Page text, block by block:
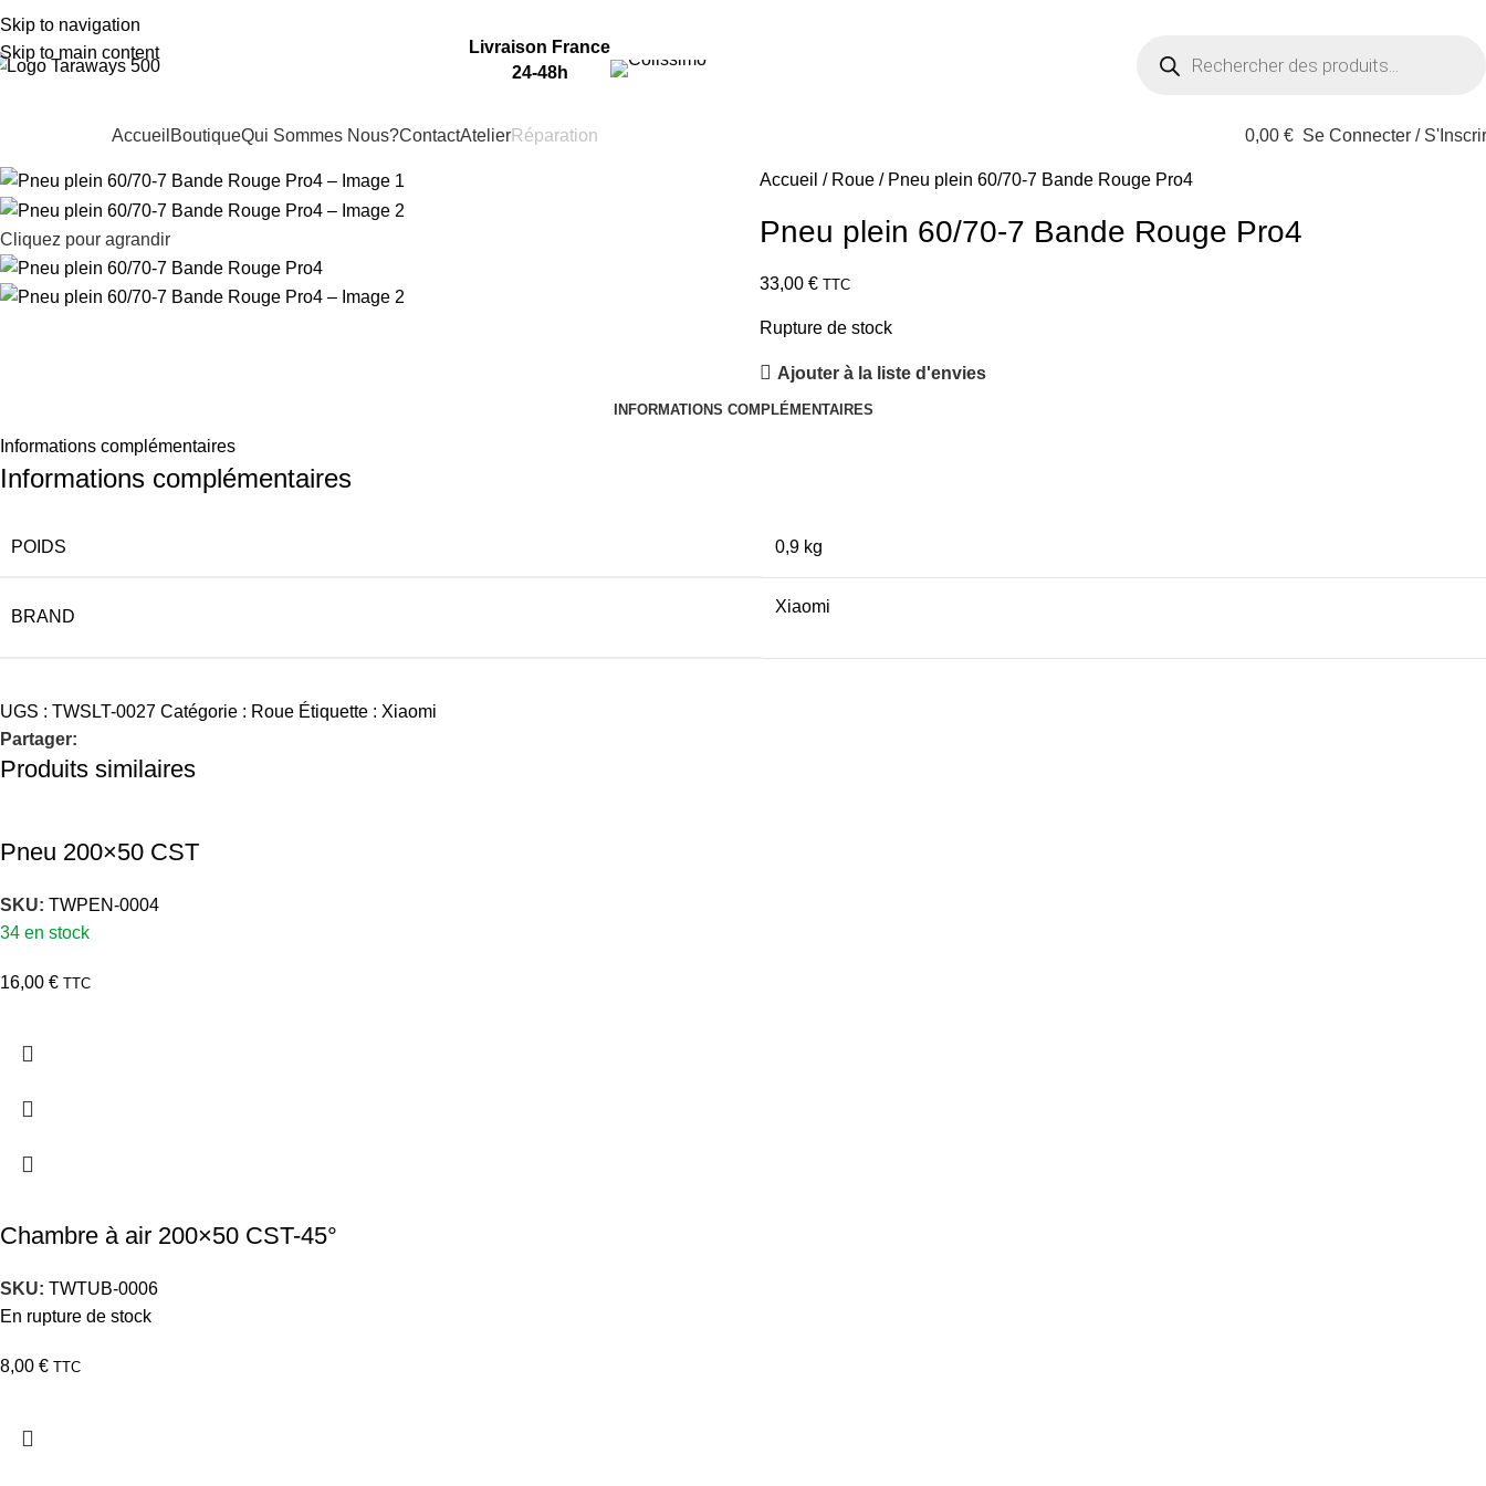
Skip to navigation
Skip to main content
Livraison France
24-48h
Accueil BoutiqueQui Sommes Nous?ContactAtelierRéparation 0,00 € Se Connecter /
Cliquez pour agrandir
Accueil Roue Pneu plein 60/70-7 Bande Rouge Pro4
Pneu plein 60/70-7 Bande Rouge Pro4
33,00 € TTC
Rupture de stock
Ajouter à la liste d'envies
INFORMATIONS COMPLÉMENTAIRES
Informations complémentaires
Informations complémentaires
POIDS 0,9 kg
BRAND
Xiaomi
UGS : TWSLT-0027 Catégorie : Roue Étiquette : Xiaomi
Partager:
Produits similaires
Pneu 200×50 CST
SKU: TWPEN-0004
34 en stock
16,00 € TTC
Chambre à air 200×50 CST-45°
SKU: TWTUB-0006
En rupture de stock
8,00 € TTC